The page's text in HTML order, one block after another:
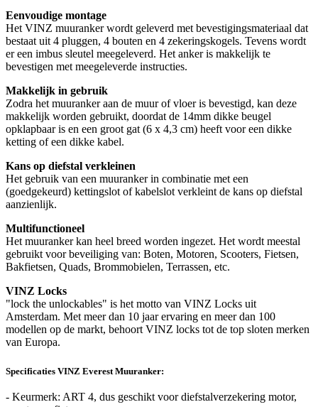
Eenvoudige montage
Het VINZ muuranker wordt geleverd met bevestigingsmateriaal dat
bestaat uit 4 pluggen, 4 bouten en 4 zekeringskogels. Tevens wordt
er een imbus sleutel meegeleverd. Het anker is makkelijk te
bevestigen met meegeleverde instructies.
Makkelijk in gebruik
Zodra het muuranker aan de muur of vloer is bevestigd, kan deze
makkelijk worden gebruikt, doordat de 14mm dikke beugel
opklapbaar is en een groot gat (6 x 4,3 cm) heeft voor een dikke
ketting of een dikke kabel.
Kans op diefstal verkleinen
Het gebruik van een muuranker in combinatie met een
(goedgekeurd) kettingslot of kabelslot verkleint de kans op diefstal
aanzienlijk.
Multifunctioneel
Het muuranker kan heel breed worden ingezet. Het wordt meestal
gebruikt voor beveiliging van: Boten, Motoren, Scooters, Fietsen,
Bakfietsen, Quads, Brommobielen, Terrassen, etc.
VINZ Locks
"lock the unlockables" is het motto van VINZ Locks uit
Amsterdam. Met meer dan 10 jaar ervaring en meer dan 100
modellen op de markt, behoort VINZ locks tot de top sloten merken
van Europa.
Specificaties VINZ Everest Muuranker:
- Keurmerk: ART 4, dus geschikt voor diefstalverzekering motor,